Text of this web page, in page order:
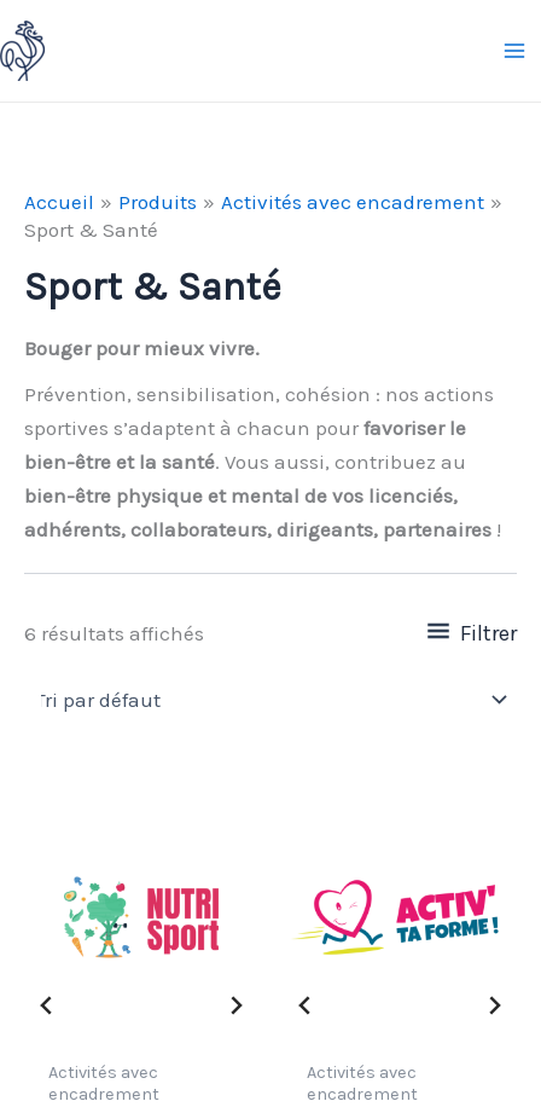
Aller
au
contenu
Accueil Produits
Activités avec encadrement
Sport & Santé
Sport & Santé
Bouger pour mieux vivre.
Prévention, sensibilisation, cohésion : nos actions
sportives s’adaptent à chacun pour favoriser le
bien-être et la santé. Vous aussi, contribuez au
bien-être physique et mental de vos licenciés,
adhérents, collaborateurs, dirigeants, partenaires !
6 résultats affichés Filtrer
Activités avec
encadrement
Activités avec
encadrement